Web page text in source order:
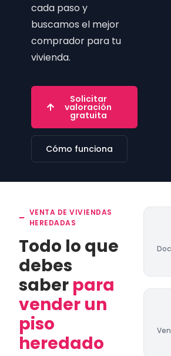
cada paso y
buscamos el mejor
comprador para tu
vivienda.
Solicitar
valoración
gratuita
Cómo funciona
VENTA DE VIVIENDAS
HEREDADAS
Todo lo que
debes
saber para
vender un
piso
heredado